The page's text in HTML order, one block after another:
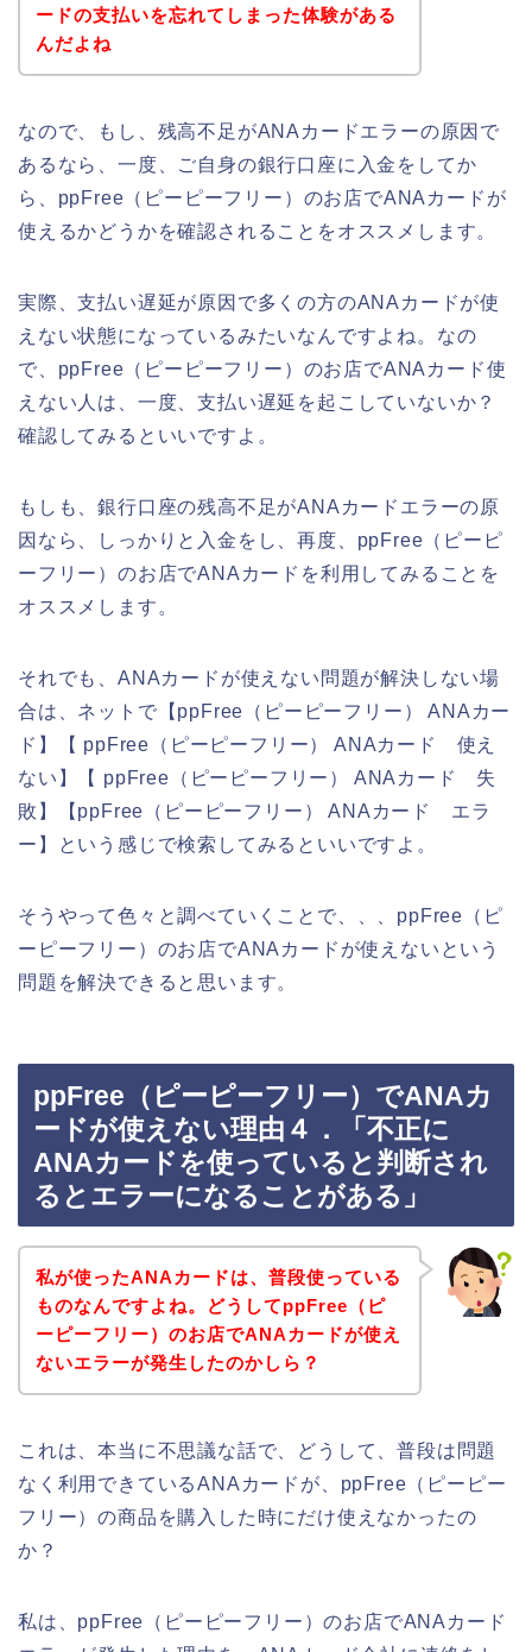
ードの支払いを忘れてしまった体験がある
んだよね
なので、もし、残高不足がANAカードエラーの原因で
あるなら、一度、ご自身の銀行口座に入金をしてか
ら、ppFree（ピーピーフリー）のお店でANAカードが
使えるかどうかを確認されることをオススメします。
実際、支払い遅延が原因で多くの方のANAカードが使
えない状態になっているみたいなんですよね。なの
で、ppFree（ピーピーフリー）のお店でANAカード使
えない人は、一度、支払い遅延を起こしていないか？
確認してみるといいですよ。
もしも、銀行口座の残高不足がANAカードエラーの原
因なら、しっかりと入金をし、再度、ppFree（ピーピ
ーフリー）のお店でANAカードを利用してみることを
オススメします。
それでも、ANAカードが使えない問題が解決しない場
合は、ネットで【ppFree（ピーピーフリー） ANAカー
ド】【 ppFree（ピーピーフリー） ANAカード 使え
ない】【 ppFree（ピーピーフリー） ANAカード 失
敗】【ppFree（ピーピーフリー） ANAカード エラ
ー】という感じで検索してみるといいですよ。
そうやって色々と調べていくことで、、、ppFree（ピ
ーピーフリー）のお店でANAカードが使えないという
問題を解決できると思います。
ppFree（ピーピーフリー）でANAカ
ードが使えない理由４．「不正に
ANAカードを使っていると判断され
るとエラーになることがある」
私が使ったANAカードは、普段使っている
ものなんですよね。どうしてppFree（ピ
ーピーフリー）のお店でANAカードが使え
ないエラーが発生したのかしら？
これは、本当に不思議な話で、どうして、普段は問題
なく利用できているANAカードが、ppFree（ピーピー
フリー）の商品を購入した時にだけ使えなかったの
か？
私は、ppFree（ピーピーフリー）のお店でANAカード